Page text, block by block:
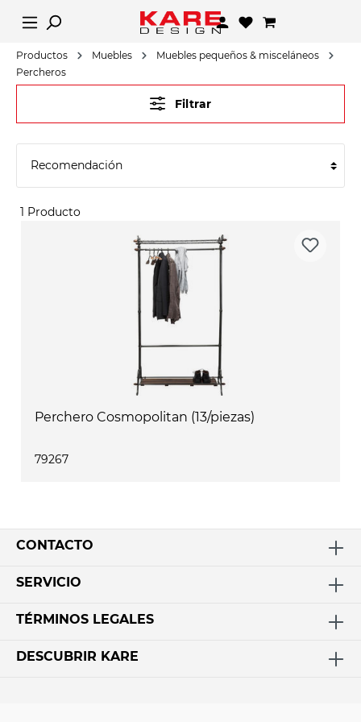
Productos Muebles
Muebles pequeños & misceláneos
Percheros
Filtrar
1 Producto
Perchero Cosmopolitan (13/piezas)
79267
CONTACTO
SERVICIO
TÉRMINOS LEGALES
DESCUBRIR KARE